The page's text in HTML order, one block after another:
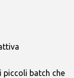
batch che